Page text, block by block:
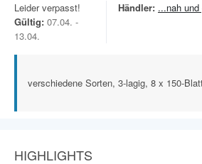
Leider verpasst!
Gültig: 07.04. -
13.04.
Händler: ...nah und
verschiedene Sorten, 3-lagig, 8 x 150-
HIGHLIGHTS